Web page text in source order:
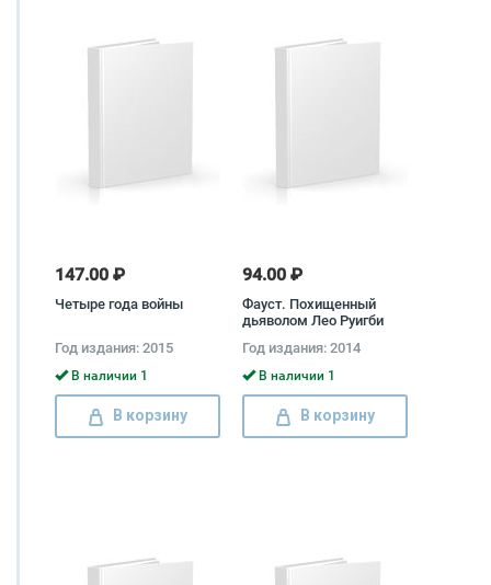
147.00 ₽
Четыре года войны
Год издания: 2015
В наличии 1
В корзину
94.00 ₽
Фауст. Похищенный
дьяволом Лео Руигби
Год издания: 2014
В наличии 1
В корзину